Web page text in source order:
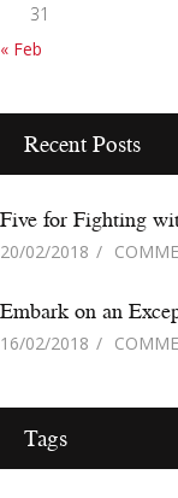
31
« Feb
Recent Posts
Five for Fighting
20/02/2018
Embark on an
16/02/2018
Tags